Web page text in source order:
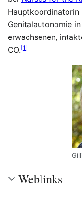
Genitalautonomie
erwachsenen,
CO.[1]
Weblinks